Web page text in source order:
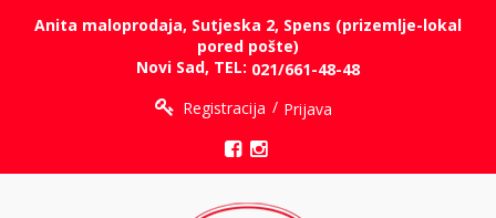
Anita maloprodaja, Sutjeska 2, Spens (prizemlje-lokal
pored pošte)
Novi Sad, TEL: 021/661-48-48
Registracija
Prijava